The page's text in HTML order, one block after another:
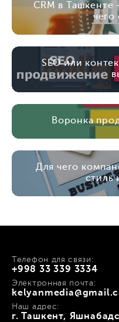
CRM в Ташкенте
чего
SEO или
Воронка
Для чего
стиль
+998 33 339 3334
Телефон для связи:
Электронная почта:
г. Ташкент,
Наш адрес: